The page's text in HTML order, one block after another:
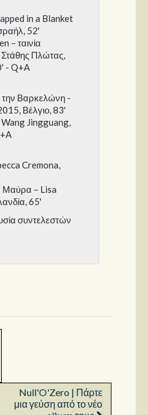
in a Blanket
52'
– ταινία
Πλώτας,
- Q+A
την Βαρκελώνη -
Βέλγιο, 83'
Jingguang,
Cremona,
Μαύρα – Lisa
65'
συντελεστών
Null'O'Zero | Πάρτε
μια γεύση από το νέο